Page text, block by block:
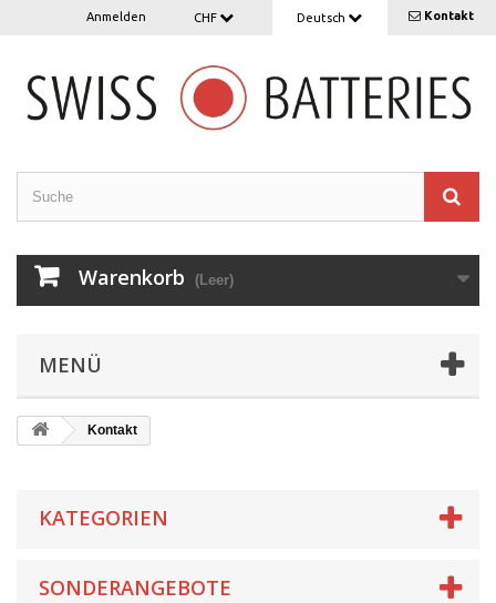
Kontakt
Deutsch
CHF
Anmelden
Warenkorb (Leer)
MENÜ
Kontakt
KATEGORIEN
SONDERANGEBOTE